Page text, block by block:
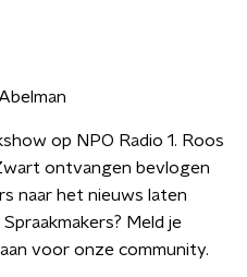
op NPO Radio 1. Roos
ontvangen bevlogen
naar het nieuws laten
Meld je
voor onze community.